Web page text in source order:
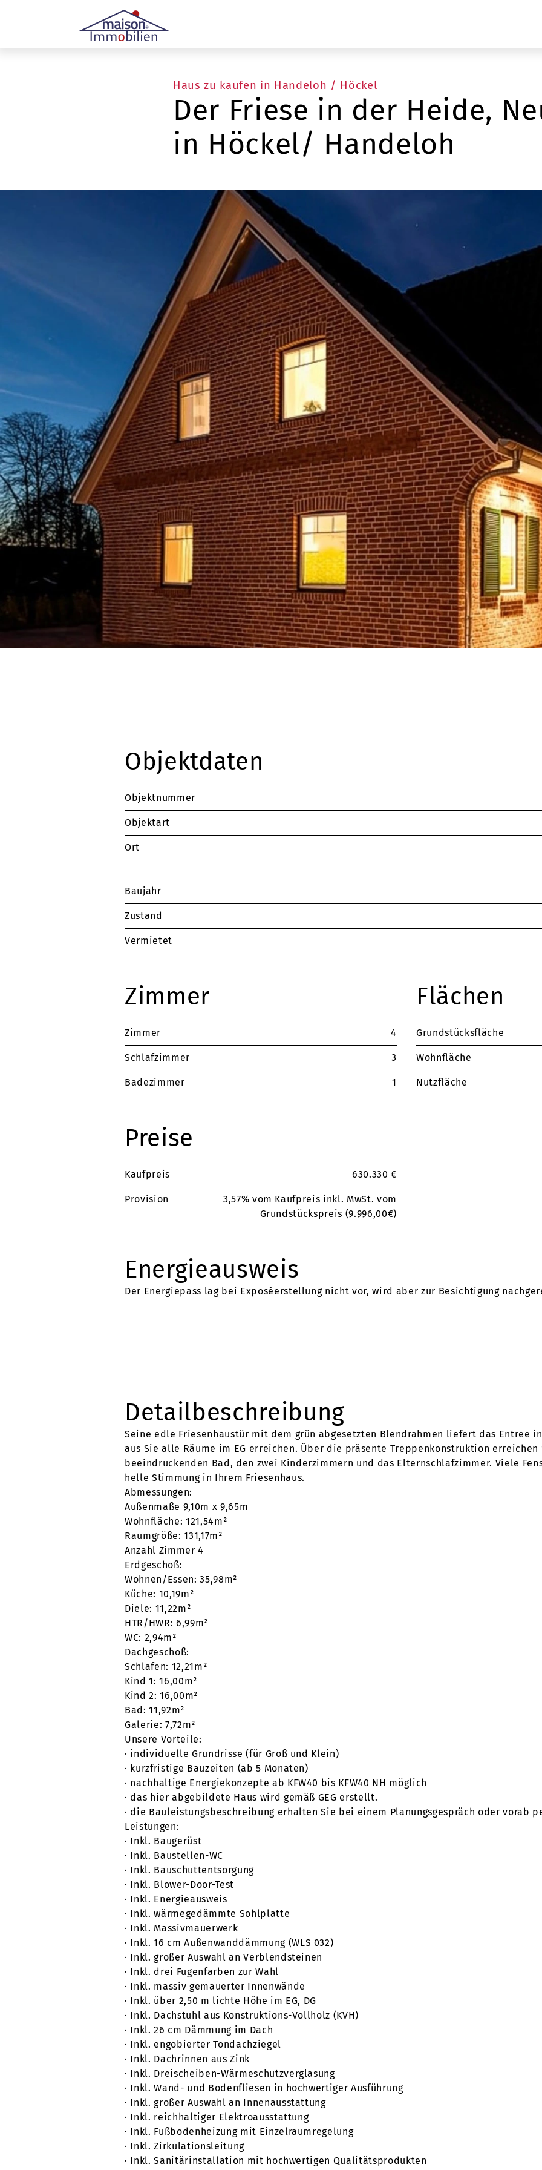
Haus zu kaufen in Handeloh / Höckel
Der Friese in der Heide,
in Höckel/ Handeloh
Objektdaten
Objektnummer
Objektart
Ort
Baujahr
Zustand
Vermietet
Zimmer
Zimmer 4
Schlafzimmer 3
Badezimmer 1
Flächen
Grundstücksfläche
Wohnfläche
Nutzfläche
Preise
Kaufpreis 630.330 €
Provision
3,57% vom Kaufpreis inkl. MwSt. vom
Grundstückspreis (9.996,00€)
Energieausweis
Der Energiepass lag bei Exposéerstellung nicht vor, wird aber zur Besichtigung
Detailbeschreibung
Seine edle Friesenhaustür mit dem grün abgesetzten Blendrahmen liefert das Entree
aus Sie alle Räume im EG erreichen. Über die präsente Treppenkonstruktion erreichen
beeindruckenden Bad, den zwei Kinderzimmern und das Elternschlafzimmer. Viele
helle Stimmung in Ihrem Friesenhaus.
Abmessungen:
Außenmaße 9,10m x 9,65m
Wohnfläche: 121,54m²
Raumgröße: 131,17m²
Anzahl Zimmer 4
Erdgeschoß:
Wohnen/Essen: 35,98m²
Küche: 10,19m²
Diele: 11,22m²
HTR/HWR: 6,99m²
WC: 2,94m²
Dachgeschoß:
Schlafen: 12,21m²
Kind 1: 16,00m²
Kind 2: 16,00m²
Bad: 11,92m²
Galerie: 7,72m²
Unsere Vorteile:
· individuelle Grundrisse (für Groß und Klein)
· kurzfristige Bauzeiten (ab 5 Monaten)
· nachhaltige Energiekonzepte ab KFW40 bis KFW40 NH möglich
· das hier abgebildete Haus wird gemäß GEG erstellt.
· die Bauleistungsbeschreibung erhalten Sie bei einem Planungsgespräch oder vorab
Leistungen:
· Inkl. Baugerüst
· Inkl. Baustellen-WC
· Inkl. Bauschuttentsorgung
· Inkl. Blower-Door-Test
· Inkl. Energieausweis
· Inkl. wärmegedämmte Sohlplatte
· Inkl. Massivmauerwerk
· Inkl. 16 cm Außenwanddämmung (WLS 032)
· Inkl. großer Auswahl an Verblendsteinen
· Inkl. drei Fugenfarben zur Wahl
· Inkl. massiv gemauerter Innenwände
· Inkl. über 2,50 m lichte Höhe im EG, DG
· Inkl. Dachstuhl aus Konstruktions-Vollholz (KVH)
· Inkl. 26 cm Dämmung im Dach
· Inkl. engobierter Tondachziegel
· Inkl. Dachrinnen aus Zink
· Inkl. Dreischeiben-Wärmeschutzverglasung
· Inkl. Wand- und Bodenfliesen in hochwertiger Ausführung
· Inkl. großer Auswahl an Innenausstattung
· Inkl. reichhaltiger Elektroausstattung
· Inkl. Fußbodenheizung mit Einzelraumregelung
· Inkl. Zirkulationsleitung
· Inkl. Sanitärinstallation mit hochwertigen Qualitätsprodukten